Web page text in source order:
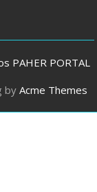
PAHER PORTAL
by Acme Themes